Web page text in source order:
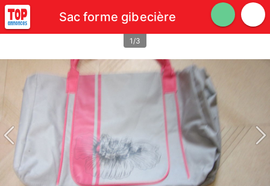
Sac forme gibecière
1/3